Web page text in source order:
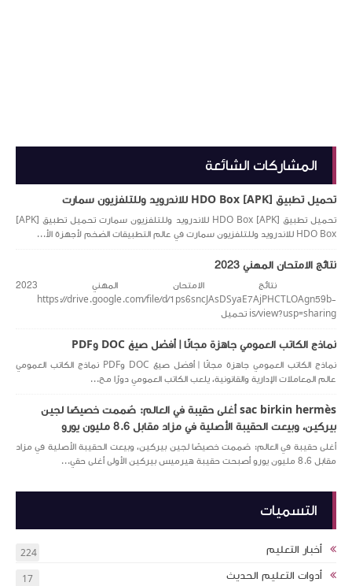
المشاركات الشائعة
تحميل تطبيق [APK] HDO Box للاندرويد وللتلفزيون سمارت
تحميل تطبيق [APK] HDO Box للاندرويد وللتلفزيون سمارت تحميل تطبيق [APK]
HDO Box للاندرويد وللتلفزيون سمارت في عالم التطبيقات الضخم لأجهزة الأ...
نتائج الامتحان المهني 2023
نتائج الامتحان المهني 2023
https://drive.google.com/file/d/1ps6sncJAsDSyaE7AjPHCTLOAgn59b-
is/view?usp=sharing تحميل
نماذج الكاتب العمومي جاهزة مجانًا | أفضل صيغ DOC وPDF
نماذج الكاتب العمومي جاهزة مجانًا | أفضل صيغ DOC وPDF نماذج الكاتب العمومي
عالم المعاملات الإدارية والقانونية، يلعب الكاتب العمومي دورًا مح...
sac birkin hermès أغلى حقيبة في العالم: صُممت خصيصًا لجين
بيركين، وبيعت الحقيبة الأصلية في مزاد مقابل 8.6 مليون يورو
أغلى حقيبة في العالم: صُممت خصيصًا لجين بيركين، وبيعت الحقيبة الأصلية في مزاد
مقابل 8.6 مليون يورو أصبحت حقيبة هيرميس بيركين الأولى أغلى حقي...
التسميات
أخبار التعليم 224
أدوات التعليم الحديث 17